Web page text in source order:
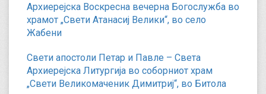
Архиерејска Воскресна вечерна Богослужба во
храмот „Свети Атанасиј Велики“, во село
Жабени
Свети апостоли Петар и Павле – Света
Архиерејска Литургија во соборниот храм
„Свети Великомаченик Димитриј“, во Битола